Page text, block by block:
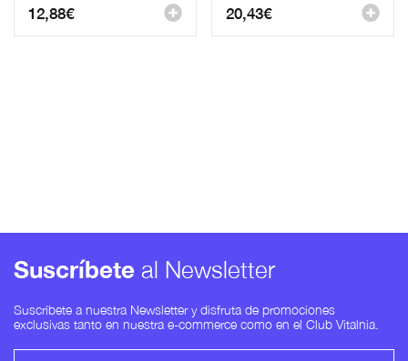
12,88€ 20,43€
Suscríbete al Newsletter
Suscríbete a nuestra Newsletter y disfruta de promociones
exclusivas tanto en nuestra e-commerce como en el Club Vitalnia.